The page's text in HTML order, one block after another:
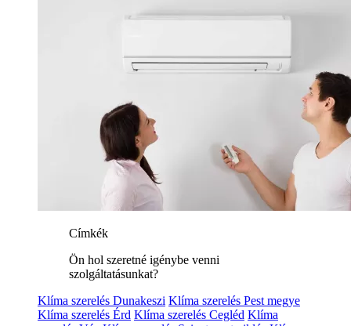
Címkék
Ön hol szeretné igénybe venni
szolgáltatásunkat?
Klíma szerelés Dunakeszi Klíma szerelés Pest megye
Klíma szerelés Érd Klíma szerelés Cegléd Klíma